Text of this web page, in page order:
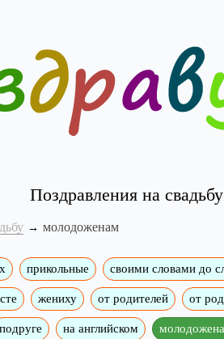
Поздравления на
молодоженам
прикольные своими словами до
жениху от родителей от
на английском